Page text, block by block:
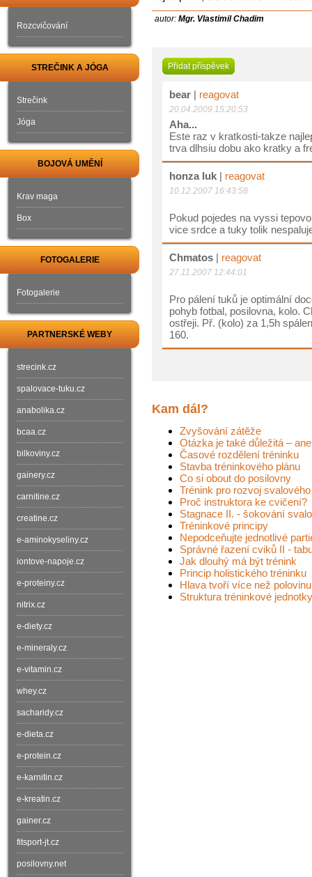
autor: Mgr. Vlastimil Chadim
Přidat příspěvek
bear | reagovat
20.04.2009 15:20:53
Aha...
Este raz v kratkosti-takze
trva dlhsiu dobu ako kratky a
honza luk | reagovat
10.12.2007 16:43:58
Pokud pojedes na vyssi
vice srdce a tuky tolik
Chmatos | reagovat
27.11.2007 12:44:01
Pro pálení tuků je optimální
pohyb fotbal, posilovna, kolo.
ostřeji. Př. (kolo) za 1,5h
160.
Kam dál?
Zvyšování zátěže
Otázka je také důležitá –
Časové rozdělení tréninku
Stavba tréninkového plánu
Co si obout do posilovny
Trénink pro rozvoj
Proč instruktora ke cvičení?
Stagnace II. - šokování
Tréninkové principy
Nepodceňujte jednotlivé
Správné řazení cviků II -
Jak dlouhý má být trénink
Princip holistického tréninku
Hlava tvoří více než
Struktura tréninkové jednotky
Rozcvičování
STREČINK A JÓGA
Strečink
Jóga
BOJOVÁ UMĚNÍ
Krav maga
Box
FOTOGALERIE
Fotogalerie
PARTNERSKÉ WEBY
strecink.cz
spalovace-tuku.cz
anabolika.cz
bcaa.cz
bilkoviny.cz
gainery.cz
carnitine.cz
creatine.cz
e-aminokyseliny.cz
iontove-napoje.cz
e-proteiny.cz
nitrix.cz
e-diety.cz
e-mineraly.cz
e-vitamin.cz
whey.cz
sacharidy.cz
e-dieta.cz
e-protein.cz
e-karnitin.cz
e-kreatin.cz
gainer.cz
fitsport-jt.cz
posilovny.net